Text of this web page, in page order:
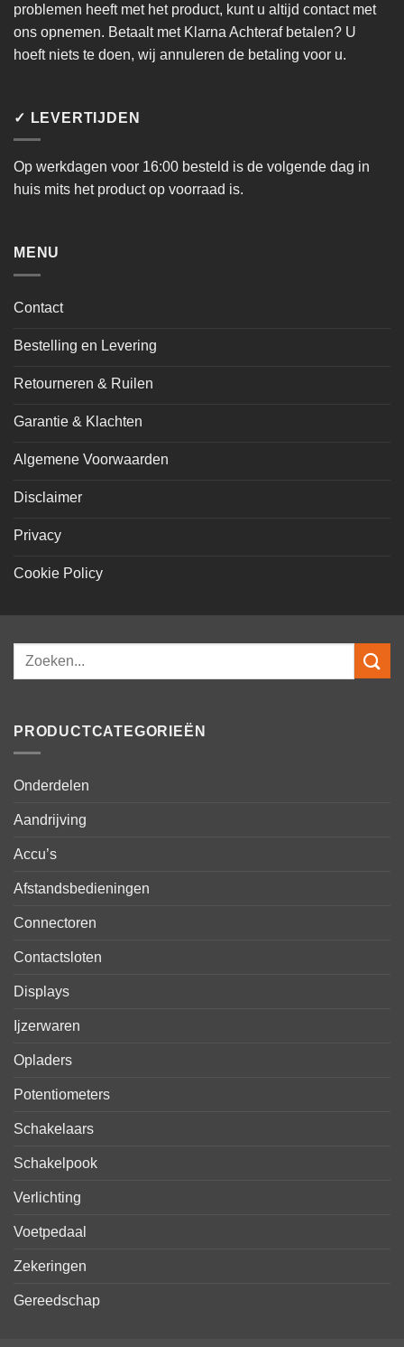
problemen heeft met het product, kunt u altijd contact met
ons opnemen. Betaalt met Klarna Achteraf betalen? U
hoeft niets te doen, wij annuleren de betaling voor u.
✓ LEVERTIJDEN
Op werkdagen voor 16:00 besteld is de volgende dag in
huis mits het product op voorraad is.
MENU
Contact
Bestelling en Levering
Retourneren & Ruilen
Garantie & Klachten
Algemene Voorwaarden
Disclaimer
Privacy
Cookie Policy
Zoeken
PRODUCTCATEGORIEËN
Onderdelen
Aandrijving
Accu’s
Afstandsbedieningen
Connectoren
Contactsloten
Displays
Ijzerwaren
Opladers
Potentiometers
Schakelaars
Schakelpook
Verlichting
Voetpedaal
Zekeringen
Gereedschap